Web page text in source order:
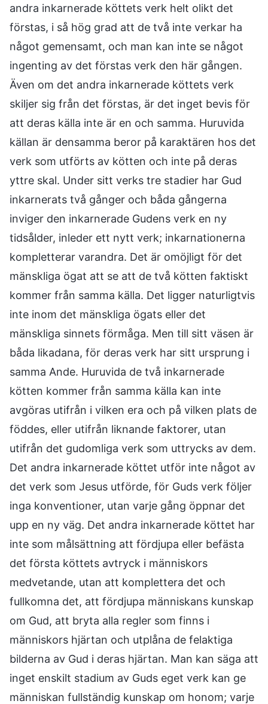
andra inkarnerade köttets verk helt olikt det
förstas, i så hög grad att de två inte verkar ha
något gemensamt, och man kan inte se något
ingenting av det förstas verk den här gången.
Även om det andra inkarnerade köttets verk
skiljer sig från det förstas, är det inget bevis för
att deras källa inte är en och samma. Huruvida
källan är densamma beror på karaktären hos det
verk som utförts av kötten och inte på deras
yttre skal. Under sitt verks tre stadier har Gud
inkarnerats två gånger och båda gångerna
inviger den inkarnerade Gudens verk en ny
tidsålder, inleder ett nytt verk; inkarnationerna
kompletterar varandra. Det är omöjligt för det
mänskliga ögat att se att de två kötten faktiskt
kommer från samma källa. Det ligger naturligtvis
inte inom det mänskliga ögats eller det
mänskliga sinnets förmåga. Men till sitt väsen är
båda likadana, för deras verk har sitt ursprung i
samma Ande. Huruvida de två inkarnerade
kötten kommer från samma källa kan inte
avgöras utifrån i vilken era och på vilken plats de
föddes, eller utifrån liknande faktorer, utan
utifrån det gudomliga verk som uttrycks av dem.
Det andra inkarnerade köttet utför inte något av
det verk som Jesus utförde, för Guds verk följer
inga konventioner, utan varje gång öppnar det
upp en ny väg. Det andra inkarnerade köttet har
inte som målsättning att fördjupa eller befästa
det första köttets avtryck i människors
medvetande, utan att komplettera det och
fullkomna det, att fördjupa människans kunskap
om Gud, att bryta alla regler som finns i
människors hjärtan och utplåna de felaktiga
bilderna av Gud i deras hjärtan. Man kan säga att
inget enskilt stadium av Guds eget verk kan ge
människan fullständig kunskap om honom; varje